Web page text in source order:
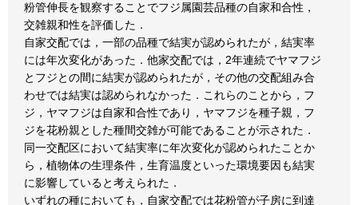
粉管伸長を観察することでフジ属園芸品種の自家和合性，
交雑親和性を評価した．
自家交配では，一部の品種で結実が認められたが，結実率
には年次変化があった．他家交配では，2年連続でヤマフジ
とフジとの間に結実が認められたが，その他の交配組み合
わせでは結実は認められなかった．これらのことから，フ
ジ，ヤマフジは自家和合性であり，ヤマフジを種子親，フ
ジを花粉親とした種間交雑が可能であることが示された．
同一交配区において結実率に年次変化が認められたことか
ら，植物体の生理条件，生育温度といった環境要因も結実
に影響していると考えられた．
いずれの種においても，自家交配では花粉管が子房に到達